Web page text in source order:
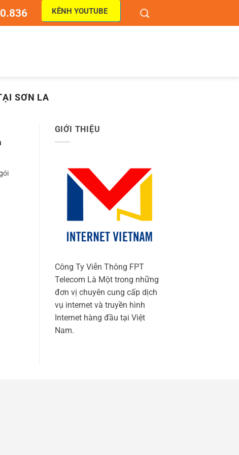
KÊNH YOUTUBE
SƠN LA
GIỚI THIỆU
Công Ty Viễn Thông FPT
Telecom Là Một trong những
đơn vị chuyên cung cấp dịch
vụ internet và truyền hình
Internet hàng đầu tại Việt
Nam.